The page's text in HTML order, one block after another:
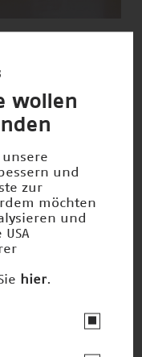
wollen
unsere
und
zur
möchten
und
hier.